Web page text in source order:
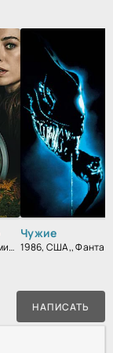
2025, Аргентина,, Криминал, Детектив, Триллер
Чужие
НАПИСАТЬ